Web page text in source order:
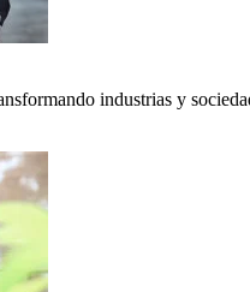
industrias y